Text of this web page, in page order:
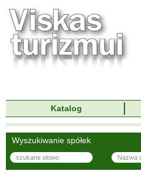
Katalog
Wyszukiwanie spółek